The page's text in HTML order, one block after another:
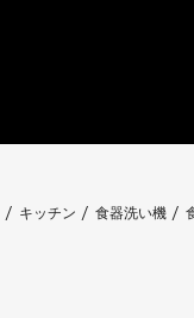
キッチン 食器洗い機